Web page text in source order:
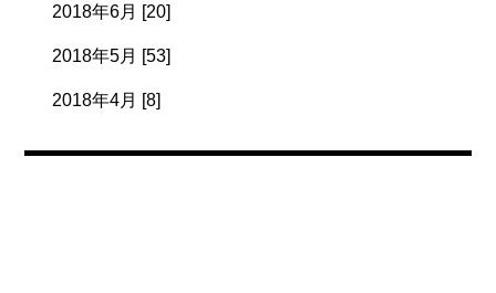
2018年6月 [20]
2018年5月 [53]
2018年4月 [8]